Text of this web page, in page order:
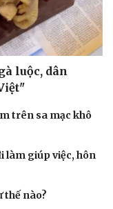
luộc, dân
trên sa mạc khô
làm giúp việc, hôn
thế nào?